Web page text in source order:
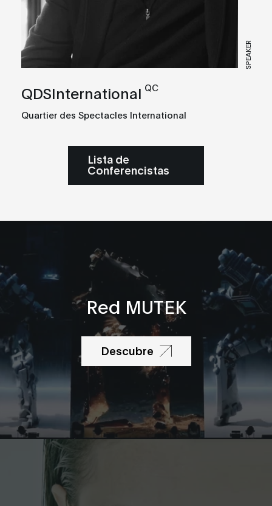
SPEAKER
QDSInternational QC
Quartier des Spectacles International
Lista de
Conferencistas
Red MUTEK
Descubre